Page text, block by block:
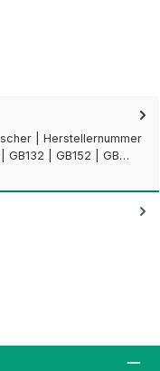
| Herstellernummer
GB132 | GB152 | GB…